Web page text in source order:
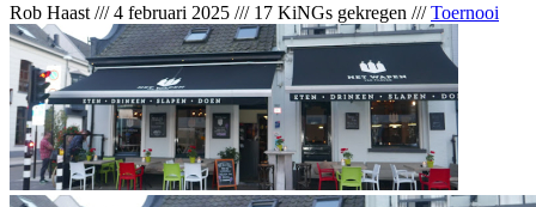
Rob Haast ///4 februari 2025 /// 17 KiNGs gekregen ///Toernooi